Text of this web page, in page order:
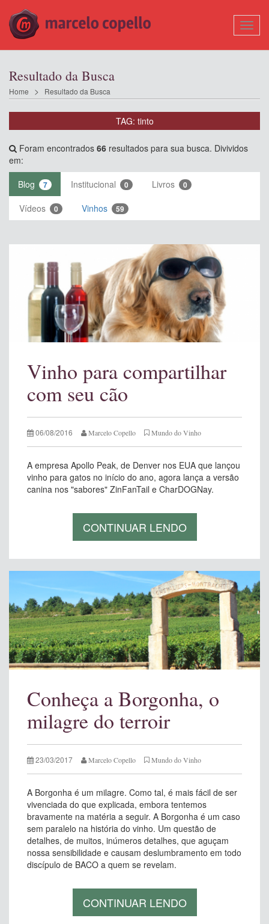
Resultado da Busca
Home Resultado da Busca
TAG: tinto
Foram encontrados 66 resultados para sua busca. Divividos
em:
Blog
7 Institucional 0 Livros 0
Vídeos 0 Vinhos 59
Vinho para compartilhar
com seu cão
06/08/2016 Marcelo Copello Mundo do Vinho
A empresa Apollo Peak, de Denver nos EUA que lançou
vinho para gatos no início do ano, agora lança a versão
canina nos "sabores" ZinFanTail e CharDOGNay.
CONTINUAR LENDO
Conheça a Borgonha, o
milagre do terroir
23/03/2017 Marcelo Copello Mundo do Vinho
A Borgonha é um milagre. Como tal, é mais fácil de ser
vivenciada do que explicada, embora tentemos
bravamente na matéria a seguir. A Borgonha é um caso
sem paralelo na história do vinho. Um questão de
detalhes, de muitos, inúmeros detalhes, que aguçam
nossa sensibilidade e causam deslumbramento em todo
discípulo de BACO a quem se revelam.
CONTINUAR LENDO